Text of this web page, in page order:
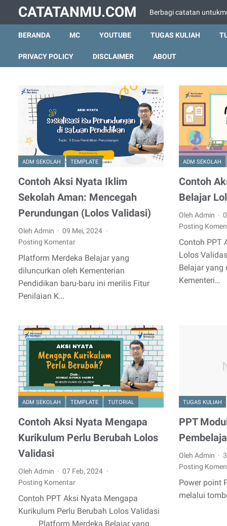
CATATANMU.COM Berbagi catatan
BERANDA MC YOUTUBE TUGAS KULIAH
PRIVACY POLICY DISCLAIMER ABOUT
ADM SEKOLAH TEMPLATE
Contoh Aksi Nyata Iklim
Sekolah Aman: Mencegah
Perundungan (Lolos Validasi)
Oleh Admin
09 Mei, 2024
Posting Komentar
Platform Merdeka Belajar yang
diluncurkan oleh Kementerian
Pendidikan baru-baru ini merilis Fitur
Penilaian K…
ADM SEKOLAH
Contoh
Belajar
Oleh Admin
Posting
Contoh PPT
Lolos
Belajar yang
Kementeri…
ADM SEKOLAH TEMPLATE TUTORIAL
Contoh Aksi Nyata Mengapa
Kurikulum Perlu Berubah Lolos
Validasi
Oleh Admin
07 Feb, 2024
Posting Komentar
Contoh PPT Aksi Nyata Mengapa
Kurikulum Perlu Berubah Lolos Validasi
Platform Merdeka Belajar yang
TUGAS KULIAH
PPT
Oleh Admin
Posting
Power point
melalui